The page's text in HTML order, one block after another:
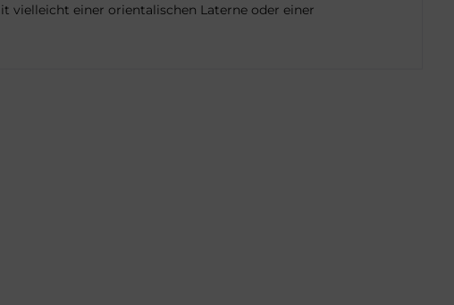
vielleicht einer orientalischen Laterne oder einer